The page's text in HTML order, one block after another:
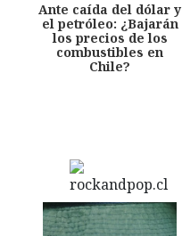
Ante caída del dólar y
el petróleo: ¿Bajarán
los precios de los
combustibles en
Chile?